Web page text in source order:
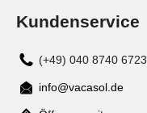
Kundenservice
(+49) 040 8740 6723
Mail
info@vacasol.de